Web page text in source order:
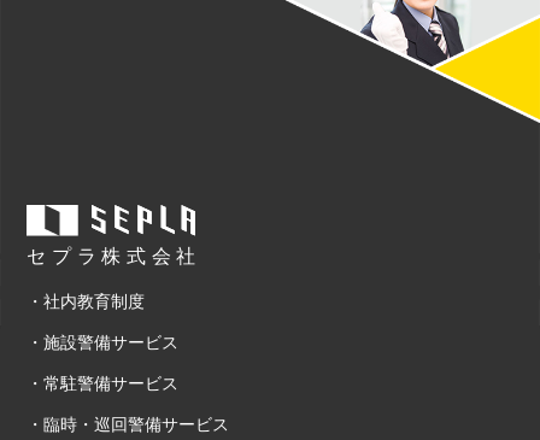
セプラ株式会社
・社内教育制度
・施設警備サービス
・常駐警備サービス
・臨時・巡回警備サービス